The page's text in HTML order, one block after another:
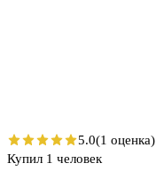
5.0(1 оценка)
Купил 1 человек